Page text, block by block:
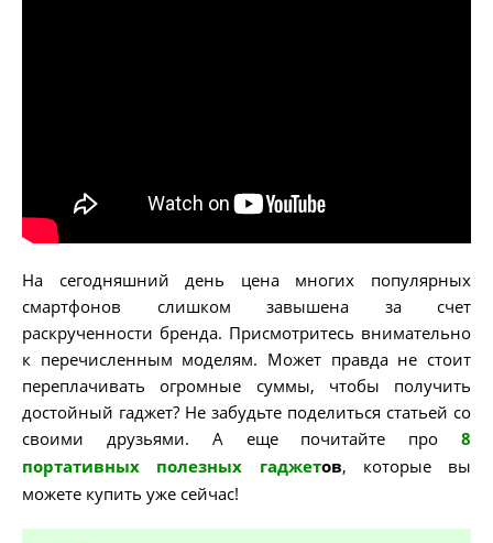
На сегодняшний день цена многих популярных
смартфонов слишком завышена за счет
раскрученности бренда. Присмотритесь внимательно
к перечисленным моделям. Может правда не стоит
переплачивать огромные суммы, чтобы получить
достойный гаджет? Не забудьте поделиться статьей со
своими друзьями. А еще почитайте про 8
портативных полезных гаджетов, которые вы
можете купить уже сейчас!